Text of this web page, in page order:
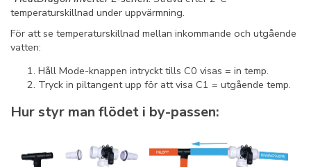
temperaturskillnad under uppvärmning.
För att se temperaturskillnad mellan inkommande och utgående
vatten:
Håll Mode-knappen intryckt tills C0 visas = in temp.
Tryck in piltangent upp för att visa C1 = utgående temp.
Hur styr man flödet i by-passen: